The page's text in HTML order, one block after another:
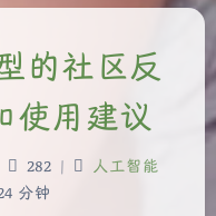
的社区反
使用建议
282 |
人工智能
分钟